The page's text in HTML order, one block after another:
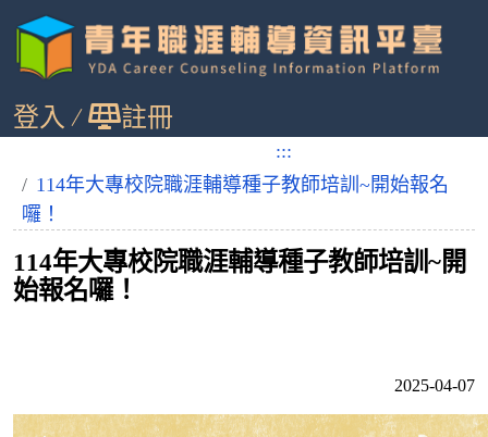
到
要
內
容
登入 註冊
:::
最新消息
114年大專校院職涯輔導種子教師培訓~開始報名
囉！
114年大專校院職涯輔導種子教師培訓~開
始報名囉！
2025-04-07